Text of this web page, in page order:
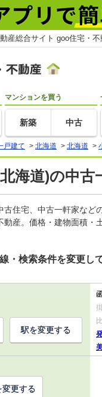
産総合サイト goo住宅・不
マンションを買う
新築 中古
戸建て > 北海道 > 北海道 >
海道)の中古
古住宅、中古一軒家など
動産。価格・建物面積・
・検索条件を変更し
駅を変更する
変更する